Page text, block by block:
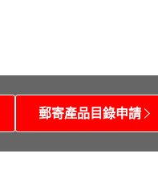
郵寄產品目錄申請